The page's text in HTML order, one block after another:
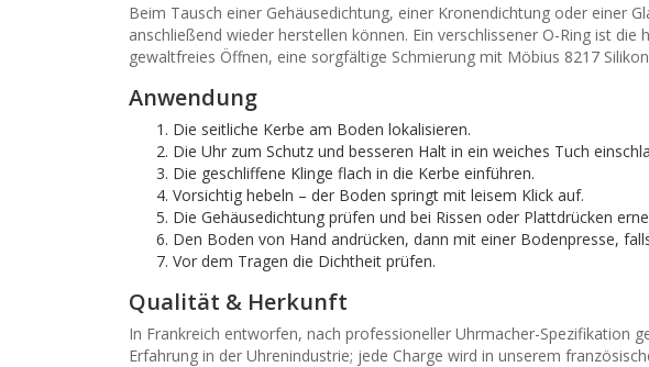
Beim Tausch einer Gehäusedichtung, einer Kronendichtung oder einer
anschließend wieder herstellen können. Ein verschlissener O-Ring ist
gewaltfreies Öffnen, eine sorgfältige Schmierung mit Möbius 8217
Anwendung
Die seitliche Kerbe am Boden lokalisieren.
Die Uhr zum Schutz und besseren Halt in ein weiches Tuch
Die geschliffene Klinge flach in die Kerbe einführen.
Vorsichtig hebeln – der Boden springt mit leisem Klick auf.
Die Gehäusedichtung prüfen und bei Rissen oder Plattdrücken
Den Boden von Hand andrücken, dann mit einer Bodenpresse,
Vor dem Tragen die Dichtheit prüfen.
Qualität & Herkunft
In Frankreich entworfen, nach professioneller Uhrmacher-Spezifikation
Erfahrung in der Uhrenindustrie; jede Charge wird in unserem